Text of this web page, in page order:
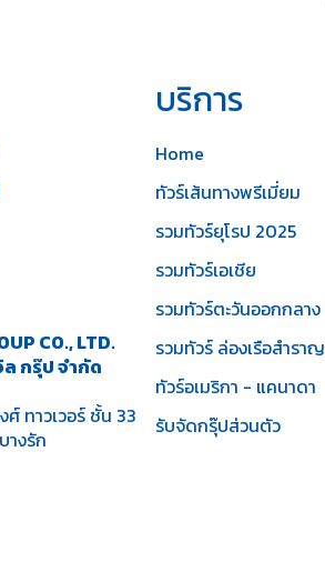
CO., LTD.
กรุ๊ป จำกัด
ศ์ ทาวเวอร์ ชั้น 33
างรัก
บริการ
Home
ทัวร์เส้นทางพรีเมี่ยม
รวมทัวร์ยุโรป 2025
รวมทัวร์เอเชีย
รวมทัวร์ตะวันออกกลาง
รวมทัวร์ ล่องเรือสำราญ
ทัวร์อเมริกา - แคนาดา
รับจัดกรุ๊ปส่วนตัว